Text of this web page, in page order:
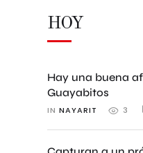
HOY
Hay una buena
Guayabitos
IN NAYARIT 3